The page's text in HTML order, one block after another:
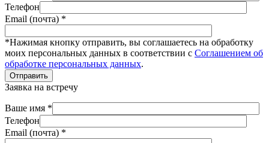
Телефон
Email (почта) *
*Нажимая кнопку отправить, вы соглашаетесь на обработку
моих персональных данных в соответствии с Соглашением об
обработке персональных данных.
Отправить
Заявка на встречу
Ваше имя *
Телефон
Email (почта) *